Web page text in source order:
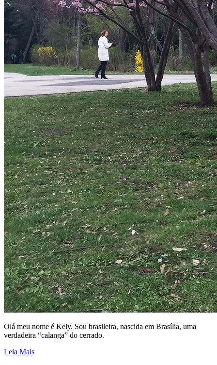
Olá meu nome é Kely. Sou brasileira, nascida em Brasília, uma
verdadeira “calanga” do cerrado.
Leia Mais